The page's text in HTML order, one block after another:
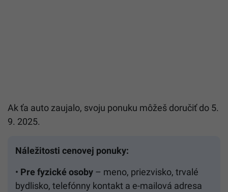
Ak ťa auto zaujalo, svoju ponuku môžeš doručiť do 5.
9. 2025.
Náležitosti cenovej ponuky:
• Pre fyzické osoby – meno, priezvisko, trvalé
bydlisko, telefónny kontakt a e-mailová adresa